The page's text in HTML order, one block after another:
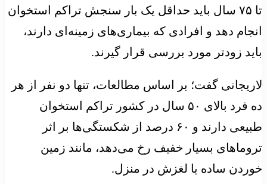
تا ۷۵ سال باید حداقل یک بار سنجش تراکم استخوان
انجام دهد و افرادی که بیماری‌های زمینه‌ای دارند،
باید زودتر مورد بررسی قرار گیرند.
لاریجانی گفت؛ بر اساس مطالعات، تنها دو نفر از هر
ده فرد بالای ۵۰ سال در کشور تراکم استخوان
طبیعی دارند و ۶۰ درصد از شکستگی‌ها بر اثر
تروماهای بسیار خفیف رخ می‌دهد، مانند زمین
خوردن ساده یا لغزش در منزل.